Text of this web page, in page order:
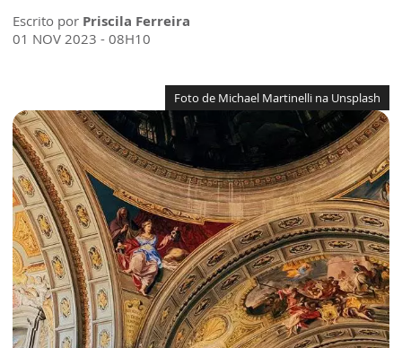
Escrito por Priscila Ferreira
01 NOV 2023 - 08H10
Foto de Michael Martinelli na Unsplash